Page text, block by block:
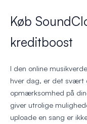
Køb
kreditboost
I den online
hver dag, er det svært
opmærksomhed på
giver utrolige
uploade en sang er